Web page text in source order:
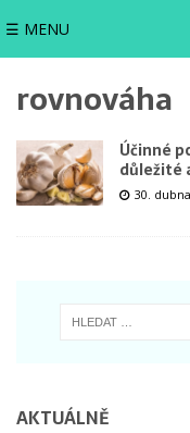
☰ MENU
rovnováha
Účinné
důležité
30.
AKTUÁLNĚ